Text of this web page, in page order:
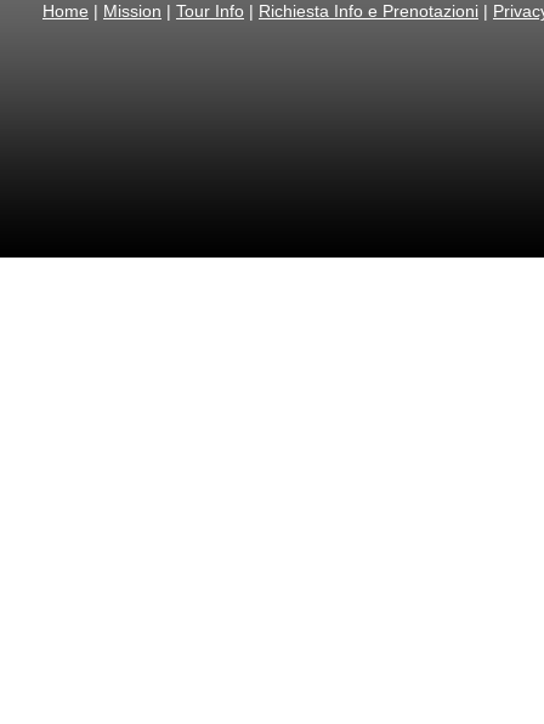
Home | Mission | Tour Info | Richiesta Info e Prenotazioni |